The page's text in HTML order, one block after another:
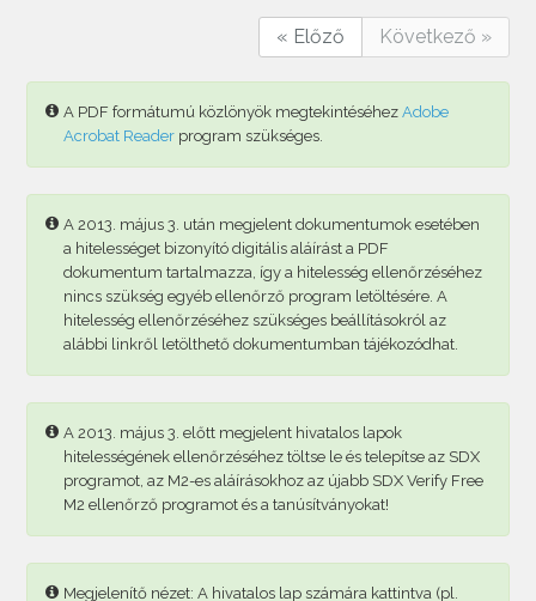
« Előző Következő »
A PDF formátumú közlönyök megtekintéséhezAdobe
Acrobat Reader program szükséges.
A 2013. május 3. után megjelent dokumentumok esetében
a hitelességet bizonyító digitális aláírást a PDF
dokumentum tartalmazza, így a hitelesség ellenőrzéséhez
nincs szükség egyéb ellenőrző program letöltésére. A
hitelesség ellenőrzéséhez szükséges beállításokról az
alábbi linkről letölthető dokumentumban tájékozódhat.
A 2013. május 3. előtt megjelent hivatalos lapok
hitelességének ellenőrzéséhez töltse le és telepítse az SDX
programot, az M2-es aláírásokhoz az újabb SDX Verify Free
M2 ellenőrző programot és a tanúsítványokat!
Megjelenítő nézet: A hivatalos lap számára kattintva (pl.